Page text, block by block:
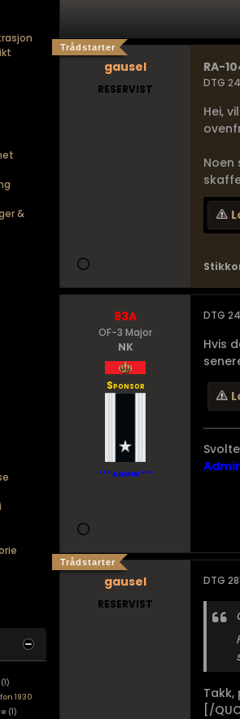
gausel
Trådstarter
RESERVIST
RA-
DTG
Hei,
Noen
93A
OF-3 Major
NK
Sponsor
*** ADMIN ***
DTG
Hvis
gausel
Trådstarter
RESERVIST
DTG
Takk,
[/
&
(1)
1930
(1)